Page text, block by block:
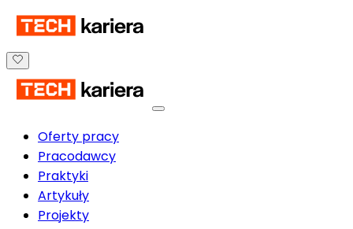
Oferty pracy
Pracodawcy
Praktyki
Artykuły
Projekty